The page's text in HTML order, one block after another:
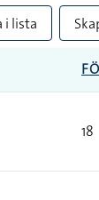
i lista
18